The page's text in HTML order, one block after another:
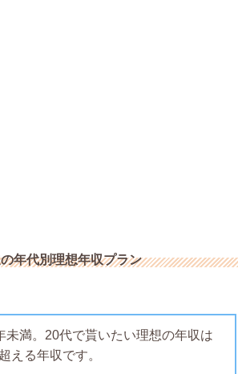
年代別理想年収プラン
未満。20代で貰いたい理想の年収は
える年収です。